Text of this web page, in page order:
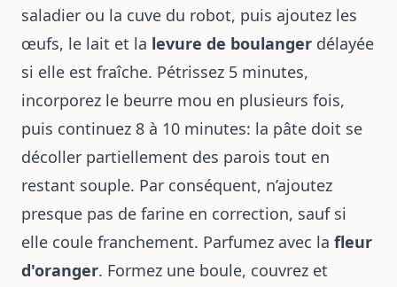
saladier ou la cuve du robot, puis ajoutez les
œufs, le lait et la levure de boulanger délayée
si elle est fraîche. Pétrissez 5 minutes,
incorporez le beurre mou en plusieurs fois,
puis continuez 8 à 10 minutes: la pâte doit se
décoller partiellement des parois tout en
restant souple. Par conséquent, n’ajoutez
presque pas de farine en correction, sauf si
elle coule franchement. Parfumez avec la fleur
d'oranger. Formez une boule, couvrez et